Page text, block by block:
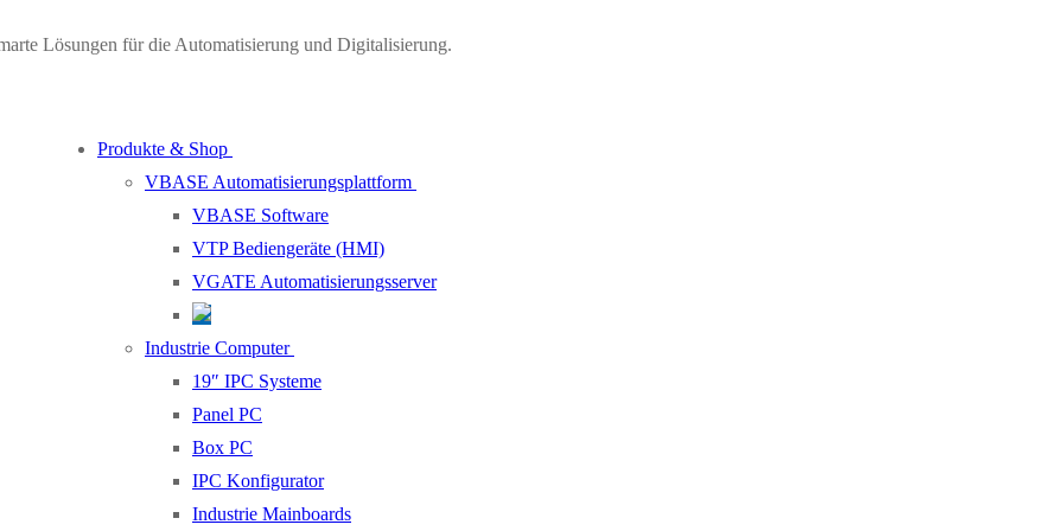
Lösungen für die Automatisierung und Digitalisierung.
Produkte & Shop
VBASE Automatisierungsplattform
VBASE Software
VTP Bediengeräte (HMI)
VGATE Automatisierungsserver
Industrie Computer
19″ IPC Systeme
Panel PC
Box PC
IPC Konfigurator
Industrie Mainboards